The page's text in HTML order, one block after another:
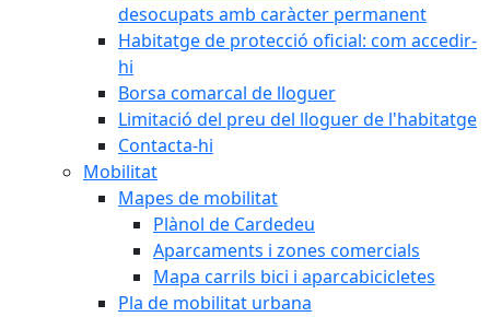
desocupats amb caràcter permanent
Habitatge de protecció oficial: com accedir-
hi
Borsa comarcal de lloguer
Limitació del preu del lloguer de l'habitatge
Contacta-hi
Mobilitat
Mapes de mobilitat
Plànol de Cardedeu
Aparcaments i zones comercials
Mapa carrils bici i aparcabicicletes
Pla de mobilitat urbana